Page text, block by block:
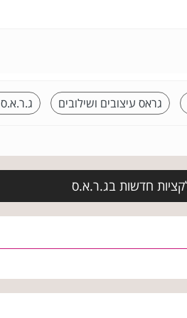
גראס עיצובים ושילובים ג.ר.א.ס GRAS
חדשות בג.ר.א.ס